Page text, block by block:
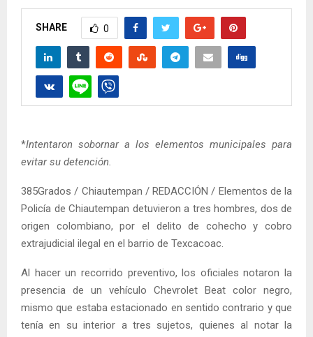
SHARE 0
*Intentaron sobornar a los elementos municipales para
evitar su detención.
385Grados / Chiautempan / REDACCIÓN / Elementos de la
Policía de Chiautempan detuvieron a tres hombres, dos de
origen colombiano, por el delito de cohecho y cobro
extrajudicial ilegal en el barrio de Texcacoac.
Al hacer un recorrido preventivo, los oficiales notaron la
presencia de un vehículo Chevrolet Beat color negro,
mismo que estaba estacionado en sentido contrario y que
tenía en su interior a tres sujetos, quienes al notar la